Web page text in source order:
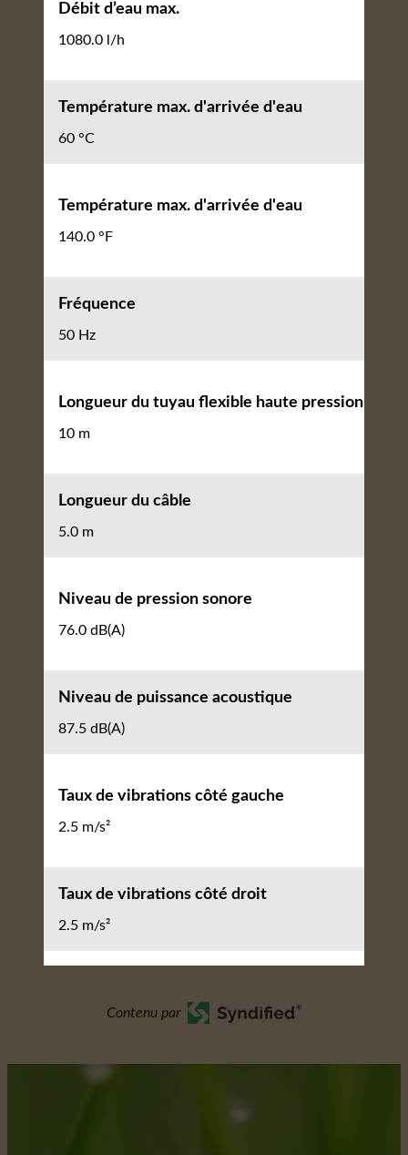
Débit d’eau max.
1080.0 l/h
Température max. d'arrivée d'eau
60 °C
Température max. d'arrivée d'eau
140.0 °F
Fréquence
50 Hz
Longueur du tuyau flexible haute pression
10 m
Longueur du câble
5.0 m
Niveau de pression sonore
76.0 dB(A)
Niveau de puissance acoustique
87.5 dB(A)
Taux de vibrations côté gauche
2.5 m/s²
Taux de vibrations côté droit
2.5 m/s²
Contenu par